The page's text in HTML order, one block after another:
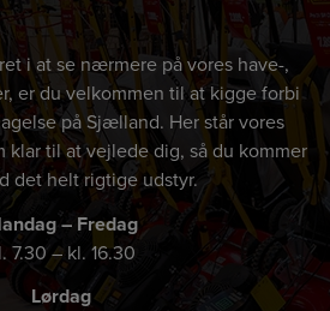
i at se nærmere på vores have-,
er du velkommen til at kigge forbi
på Sjælland. Her står vores
klar til at vejlede dig, så du kommer
det helt rigtige udstyr.
– Fredag
7.30 – kl. 16.30
Lørdag